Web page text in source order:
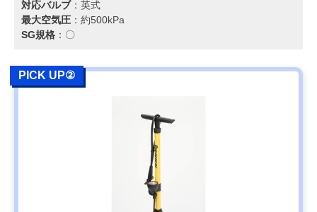
対応バルブ：英式
最大空気圧 ：約500kPa
SG規格 ：〇
PICK UP②